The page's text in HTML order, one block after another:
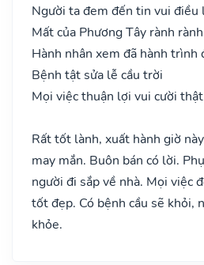
Người ta đem đến tin vui điều
Mất của Phương Tây rành rành
Hành nhân xem đã hành trình
Bệnh tật sửa lễ cầu trời
Mọi việc thuận lợi vui cười
Rất tốt lành, xuất hành giờ
may mắn. Buôn bán có lời.
người đi sắp về nhà. Mọi việc
tốt đẹp. Có bệnh cầu sẽ khỏi,
khỏe.